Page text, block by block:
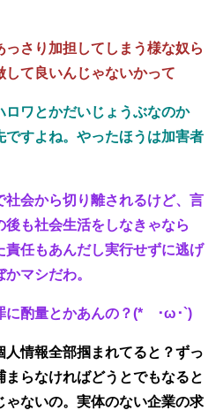
っさり加担してしまう様な奴ら
して良いんじゃないかって
ロワとかだいじょうぶなのか
ですよね。やったほうは加害者
社会から切り離されるけど、言
も社会生活をしなきゃなら
責任もあんだし実行せずに逃げ
マシだわ。
に酌量とかあんの？(*´･ω･`)
情報全部掴まれてると？ずっ
まらなければどうとでもなると
ゃないの。実体のない企業の求